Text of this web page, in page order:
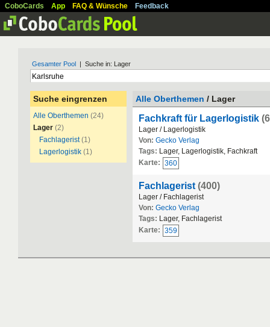
CoboCards App FAQ & Wünsche Feedback
Gesamter Pool | Suche in: Lager
Suche eingrenzen
Alle Oberthemen (24)
Lager (2)
Fachlagerist (1)
Lagerlogistik (1)
Alle Oberthemen / Lager
Fachkraft für Lagerlogistik
Lager / Lagerlogistik
Von: Gecko Verlag
Tags: Lager, Lagerlogistik, Fachkraft
Karte: 360
Fachlagerist (400)
Lager / Fachlagerist
Von: Gecko Verlag
Tags: Lager, Fachlagerist
Karte: 359